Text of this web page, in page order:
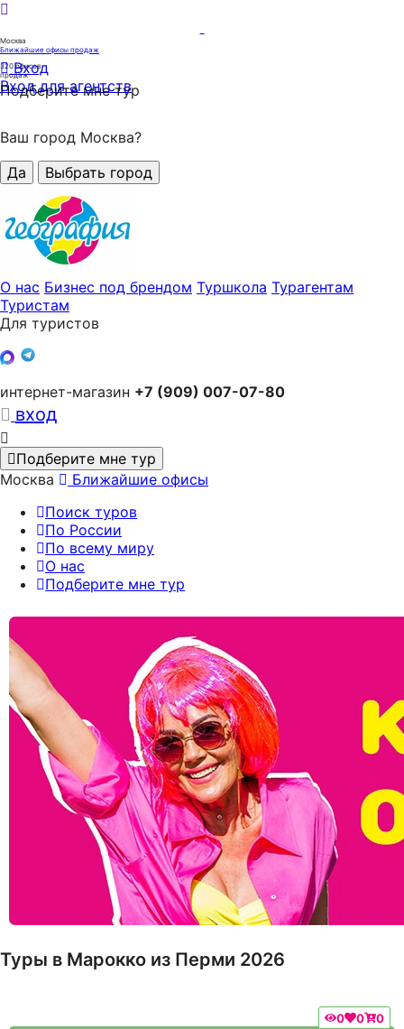
Москва
Ближайшие офисы продаж
320офисов
продаж
Вход
Вход для агентств
Подберите мне тур
Ваш город Москва?
Да
Выбрать город
О нас Бизнес под брендом Туршкола Турагентам
Туристам
Для туристов
интернет-магазин +7 (909) 007-07-80
вход
Подберите мне тур
Москва
Ближайшие офисы
Поиск туров
По России
По всему миру
О нас
Подберите мне тур
Туры в Марокко из Перми 2026
0 0 0